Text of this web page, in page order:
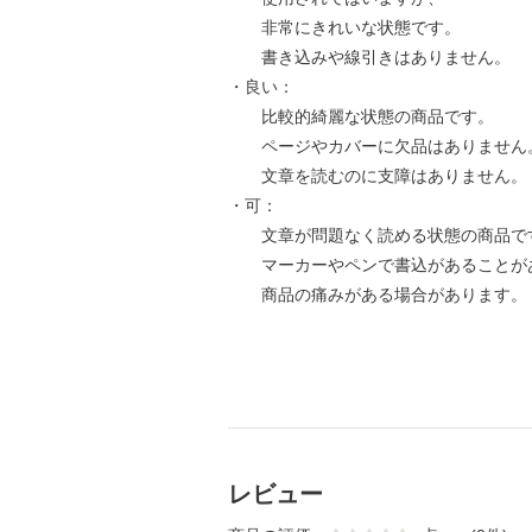
非常にきれいな状態です。
書き込みや線引きはありません。
・良い：
比較的綺麗な状態の商品です。
ページやカバーに欠品はありません
文章を読むのに支障はありません。
・可：
文章が問題なく読める状態の商品で
マーカーやペンで書込があることが
商品の痛みがある場合があります。
レビュー